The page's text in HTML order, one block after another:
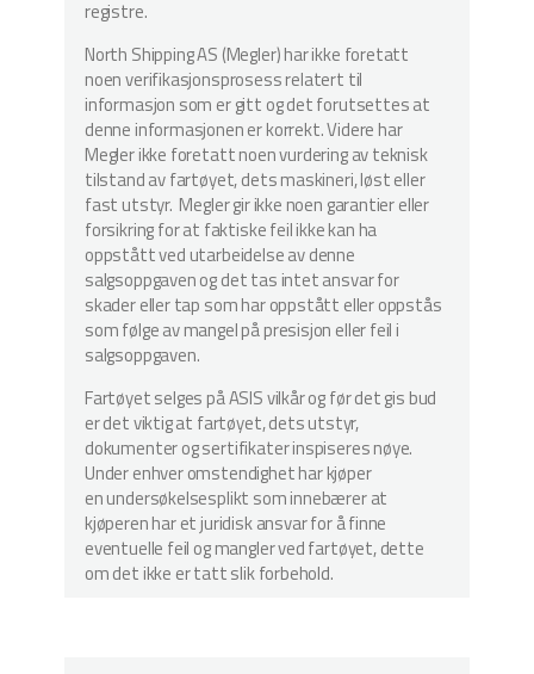
registre.
North Shipping AS (Megler) har ikke foretatt
noen verifikasjonsprosess relatert til
informasjon som er gitt og det forutsettes at
denne informasjonen er korrekt. Videre har
Megler ikke foretatt noen vurdering av teknisk
tilstand av fartøyet, dets maskineri, løst eller
fast utstyr. Megler gir ikke noen garantier eller
forsikring for at faktiske feil ikke kan ha
oppstått ved utarbeidelse av denne
salgsoppgaven og det tas intet ansvar for
skader eller tap som har oppstått eller oppstås
som følge av mangel på presisjon eller feil i
salgsoppgaven.
Fartøyet selges på ASIS vilkår og før det gis bud
er det viktig at fartøyet, dets utstyr,
dokumenter og sertifikater inspiseres nøye.
Under enhver omstendighet har kjøper
en undersøkelsesplikt som innebærer at
kjøperen har et juridisk ansvar for å finne
eventuelle feil og mangler ved fartøyet, dette
om det ikke er tatt slik forbehold.